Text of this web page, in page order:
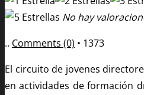
No hay
.. Comments (0) • 1373
El circuito de jovenes
en actividades de formación